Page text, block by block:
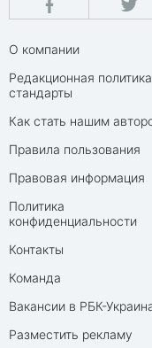
О компании
Редакционная
стандарты
Как стать нашим
Правила пользования
Правовая информация
Политика
конфиденциальности
Контакты
Команда
Вакансии в РБК-
Разместить рекламу